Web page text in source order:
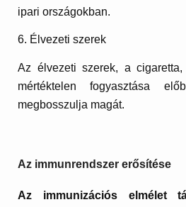
ipari országokban.
6. Élvezeti szerek
Az élvezeti szerek, a
mértéktelen fogyasztása
megbosszulja magát.
Az immunrendszer erősítése
Az immunizációs elmélet